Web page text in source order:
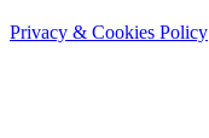
Privacy & Cookies Policy